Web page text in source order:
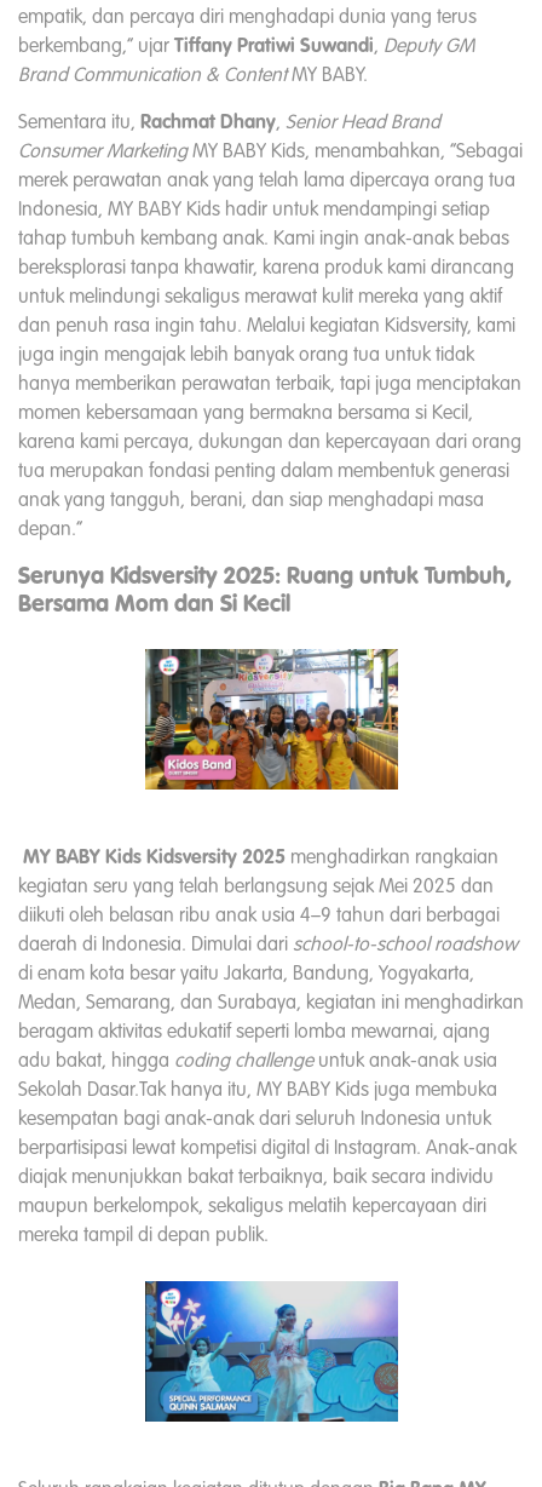
empatik, dan percaya diri menghadapi dunia yang terus
berkembang,” ujar Tiffany Pratiwi Suwandi, Deputy GM
Brand Communication & ContentMY BABY.
Sementara itu, Rachmat Dhany, Senior Head Brand
Consumer MarketingMY BABY Kids, menambahkan, “Sebagai
merek perawatan anak yang telah lama dipercaya orang tua
Indonesia, MY BABY Kids hadir untuk mendampingi setiap
tahap tumbuh kembang anak. Kami ingin anak-anak bebas
bereksplorasi tanpa khawatir, karena produk kami dirancang
untuk melindungi sekaligus merawat kulit mereka yang aktif
dan penuh rasa ingin tahu. Melalui kegiatan Kidsversity, kami
juga ingin mengajak lebih banyak orang tua untuk tidak
hanya memberikan perawatan terbaik, tapi juga menciptakan
momen kebersamaan yang bermakna bersama si Kecil,
karena kami percaya, dukungan dan kepercayaan dari orang
tua merupakan fondasi penting dalam membentuk generasi
anak yang tangguh, berani, dan siap menghadapi masa
depan.”
Serunya Kidsversity 2025: Ruang untuk Tumbuh,
Bersama Mom dan Si Kecil
MY BABY Kids Kidsversity 2025 menghadirkan rangkaian
kegiatan seru yang telah berlangsung sejak Mei 2025 dan
diikuti oleh belasan ribu anak usia 4–9 tahun dari berbagai
daerah di Indonesia. Dimulai dari school-to-school roadshow
di enam kota besar yaitu Jakarta, Bandung, Yogyakarta,
Medan, Semarang, dan Surabaya, kegiatan ini menghadirkan
beragam aktivitas edukatif seperti lomba mewarnai, ajang
adu bakat, hingga coding challengeuntuk anak-anak usia
Sekolah Dasar.Tak hanya itu, MY BABY Kids juga membuka
kesempatan bagi anak-anak dari seluruh Indonesia untuk
berpartisipasi lewat kompetisi digital di Instagram. Anak-anak
diajak menunjukkan bakat terbaiknya, baik secara individu
maupun berkelompok, sekaligus melatih kepercayaan diri
mereka tampil di depan publik.